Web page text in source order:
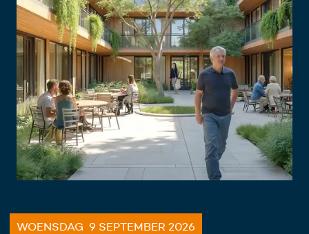
WOENSDAG 9 SEPTEMBER 2026